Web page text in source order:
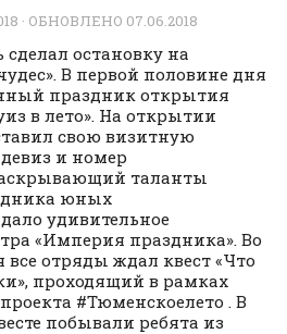
· ОБНОВЛЕНО 07.06.2018
остановку на
В первой половине дня
праздник открытия
в лето». На открытии
свою визитную
и номер
таланты
юных
удивительное
«Империя праздника». Во
отряды ждал квест «Что
проходящий в рамках
#Тюменскоелето . В
побывали ребята из